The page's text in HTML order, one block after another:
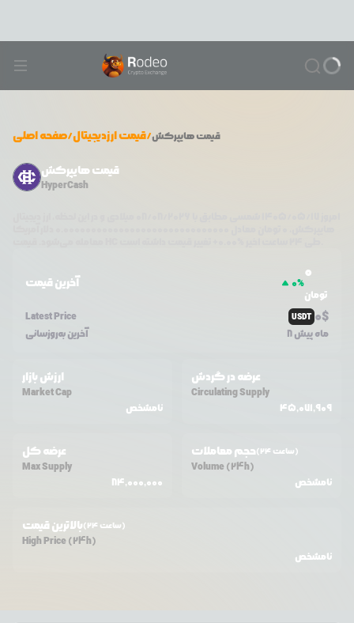
صفحه اصلی/قیمت ارزدیجیتال/ قیمتهایپرکش
قیمت هایپرکش
HyperCash
آخرین قیمت 0%
0
تومان
Latest Price
USDT 0$
آخرین به‌روزسانی 8 ماه پیش
ارزش بازار
Market Cap
نامشخص
عرضه در گردش
Circulating Supply
45,071,909
عرضه کل
Max Supply
84,000,000
حجم معاملات (24 ساعت)
Volume (24h)
نامشخص
بالاترین قیمت (24 ساعت)
High Price (24h)
نامشخص